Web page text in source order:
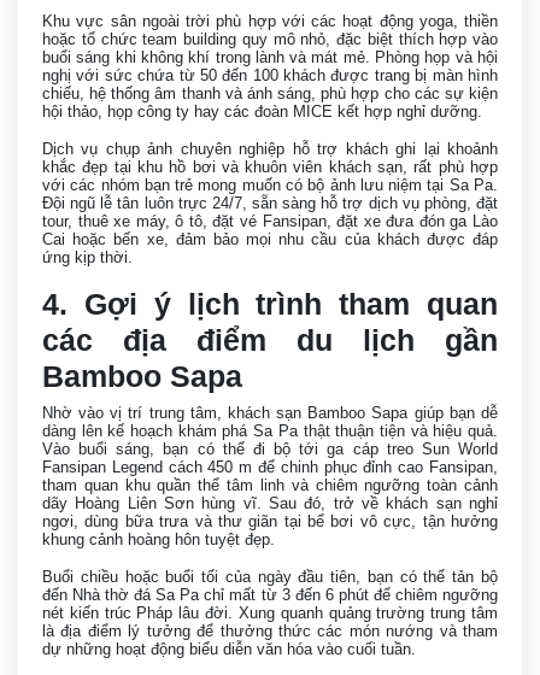
Khu vực sân ngoài trời phù hợp với các hoạt động yoga, thiền
hoặc tổ chức team building quy mô nhỏ, đặc biệt thích hợp vào
buổi sáng khi không khí trong lành và mát mẻ. Phòng họp và hội
nghị với sức chứa từ 50 đến 100 khách được trang bị màn hình
chiếu, hệ thống âm thanh và ánh sáng, phù hợp cho các sự kiện
hội thảo, họp công ty hay các đoàn MICE kết hợp nghỉ dưỡng.
Dịch vụ chụp ảnh chuyên nghiệp hỗ trợ khách ghi lại khoảnh
khắc đẹp tại khu hồ bơi và khuôn viên khách sạn, rất phù hợp
với các nhóm bạn trẻ mong muốn có bộ ảnh lưu niệm tại Sa Pa.
Đội ngũ lễ tân luôn trực 24/7, sẵn sàng hỗ trợ dịch vụ phòng, đặt
tour, thuê xe máy, ô tô, đặt vé Fansipan, đặt xe đưa đón ga Lào
Cai hoặc bến xe, đảm bảo mọi nhu cầu của khách được đáp
ứng kịp thời.
4. Gợi ý lịch trình tham quan
các địa điểm du lịch gần
Bamboo Sapa
Nhờ vào vị trí trung tâm, khách sạn Bamboo Sapa giúp bạn dễ
dàng lên kế hoạch khám phá Sa Pa thật thuận tiện và hiệu quả.
Vào buổi sáng, bạn có thể đi bộ tới ga cáp treo Sun World
Fansipan Legend cách 450 m để chinh phục đỉnh cao Fansipan,
tham quan khu quần thể tâm linh và chiêm ngưỡng toàn cảnh
dãy Hoàng Liên Sơn hùng vĩ. Sau đó, trở về khách sạn nghỉ
ngơi, dùng bữa trưa và thư giãn tại bể bơi vô cực, tận hưởng
khung cảnh hoàng hôn tuyệt đẹp.
Buổi chiều hoặc buổi tối của ngày đầu tiên, bạn có thể tản bộ
đến Nhà thờ đá Sa Pa chỉ mất từ 3 đến 6 phút để chiêm ngưỡng
nét kiến trúc Pháp lâu đời. Xung quanh quảng trường trung tâm
là địa điểm lý tưởng để thưởng thức các món nướng và tham
dự những hoạt động biểu diễn văn hóa vào cuối tuần.